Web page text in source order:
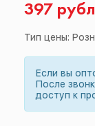
397
Тип цены:
Если вы
После
доступ к